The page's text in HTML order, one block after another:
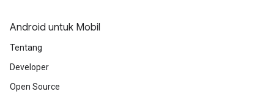
Android untuk Mobil
Tentang
Developer
Open Source